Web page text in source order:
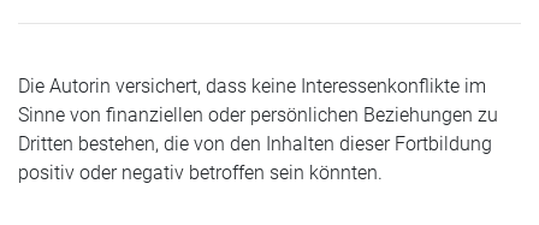
Die Autorin versichert, dass keine Interessenkonflikte im
Sinne von finanziellen oder persönlichen Beziehungen zu
Dritten bestehen, die von den Inhalten dieser Fortbildung
positiv oder negativ betroffen sein könnten.